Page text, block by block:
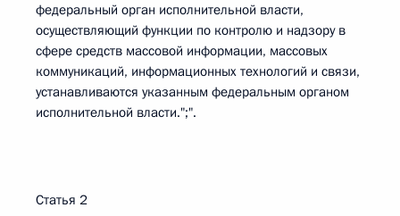
федеральный орган исполнительной власти,
осуществляющий функции по контролю и надзору в
сфере средств массовой информации, массовых
коммуникаций, информационных технологий и связи,
устанавливаются указанным федеральным органом
исполнительной власти.";".
Статья 2